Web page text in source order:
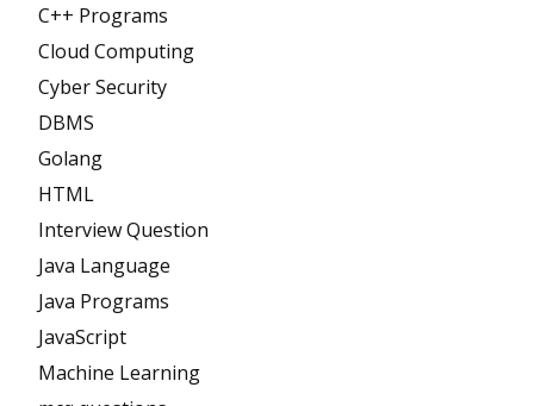
C++ Programs
Cloud Computing
Cyber Security
DBMS
Golang
HTML
Interview Question
Java Language
Java Programs
JavaScript
Machine Learning